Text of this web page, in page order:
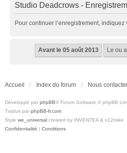
Studio Deadcrows -
Pour continuer l’enregistrement,
Accueil Index du forum Nous
Développé par phpBB® Forum Software © phpBB
Traduit par phpBB-fr.com
Style we_universal created by INVENTEA & v12mike
Confidentialité | Conditions